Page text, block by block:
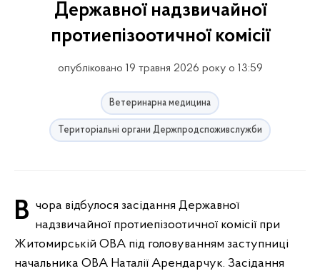
Державної надзвичайної
протиепізоотичної комісії
опубліковано 19 травня 2026 року о 13:59
Ветеринарна медицина
Територіальні органи Держпродспоживслужби
Вчора відбулося засідання Державної надзвичайної протиепізоотичної комісії при
Житомирській ОВА під головуванням заступниці
начальника ОВА Наталії Арендарчук. Засідання